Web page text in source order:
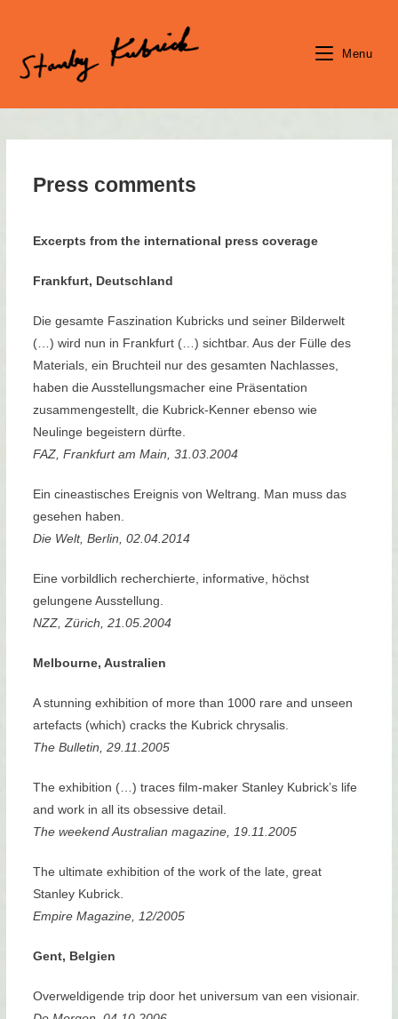
content
Menu
Press comments
Excerpts from the international press coverage
Frankfurt, Deutschland
Die gesamte Faszination Kubricks und seiner Bilderwelt
(…) wird nun in Frankfurt (…) sichtbar. Aus der Fülle des
Materials, ein Bruchteil nur des gesamten Nachlasses,
haben die Ausstellungsmacher eine Präsentation
zusammengestellt, die Kubrick-Kenner ebenso wie
Neulinge begeistern dürfte.
FAZ, Frankfurt am Main, 31.03.2004
Ein cineastisches Ereignis von Weltrang. Man muss das
gesehen haben.
Die Welt, Berlin, 02.04.2014
Eine vorbildlich recherchierte, informative, höchst
gelungene Ausstellung.
NZZ, Zürich, 21.05.2004
Melbourne, Australien
A stunning exhibition of more than 1000 rare and unseen
artefacts (which) cracks the Kubrick chrysalis.
The Bulletin, 29.11.2005
The exhibition (…) traces film-maker Stanley Kubrick’s life
and work in all its obsessive detail.
The weekend Australian magazine, 19.11.2005
The ultimate exhibition of the work of the late, great
Stanley Kubrick.
Empire Magazine, 12/2005
Gent, Belgien
Overweldigende trip door het universum van een visionair.